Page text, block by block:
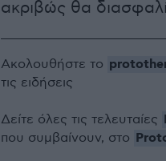
ακριβώς θα
Ακολουθήστε το
τις ειδήσεις
Δείτε όλες τις τελευταίες
που συμβαίνουν, στο